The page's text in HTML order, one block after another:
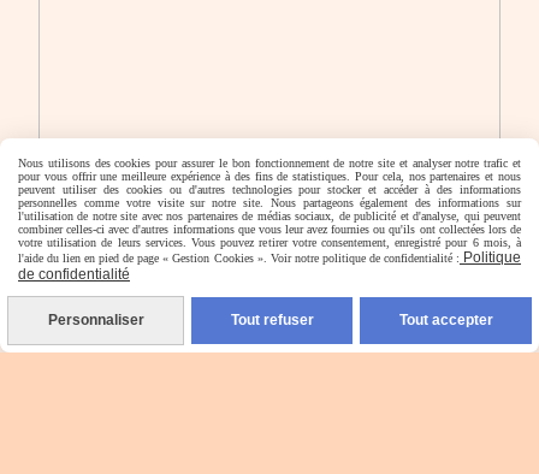
Nous utilisons des cookies pour assurer le bon fonctionnement de notre site et analyser notre trafic et
pour vous offrir une meilleure expérience à des fins de statistiques. Pour cela, nos partenaires et nous
peuvent utiliser des cookies ou d'autres technologies pour stocker et accéder à des informations
personnelles comme votre visite sur notre site. Nous partageons également des informations sur
l'utilisation de notre site avec nos partenaires de médias sociaux, de publicité et d'analyse, qui peuvent
combiner celles-ci avec d'autres informations que vous leur avez fournies ou qu'ils ont collectées lors de
votre utilisation de leurs services. Vous pouvez retirer votre consentement, enregistré pour 6 mois, à
l'aide du lien en pied de page « Gestion Cookies ». Voir notre politique de confidentialité : Politique
de confidentialité
Personnaliser Tout refuser Tout accepter